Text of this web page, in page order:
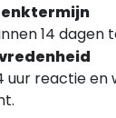
14 dagen
uur reactie en